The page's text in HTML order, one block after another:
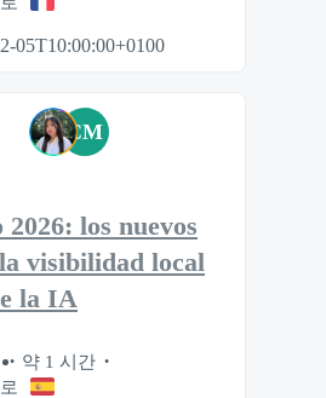
05T10:00:00+0100
CM
los nuevos
visibilidad local
la IA
약 1 시간